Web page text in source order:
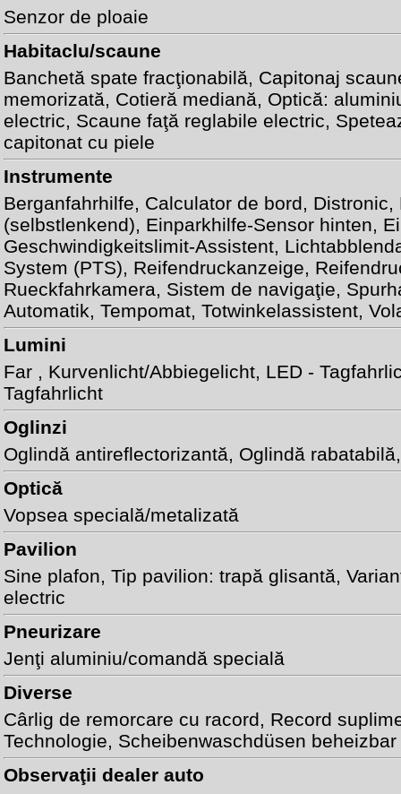
Senzor de ploaie
Habitaclu/scaune
Banchetă spate fracţionabilă, Capitonaj
memorizată, Cotieră mediană, Optică:
electric, Scaune faţă reglabile electric,
capitonat cu piele
Instrumente
Berganfahrhilfe, Calculator de bord, Distronic,
(selbstlenkend), Einparkhilfe-Sensor hinten,
Geschwindigkeitslimit-Assistent,
System (PTS), Reifendruckanzeige,
Rueckfahrkamera, Sistem de navigaţie,
Automatik, Tempomat, Totwinkelassistent,
Lumini
Far , Kurvenlicht/Abbiegelicht, LED -
Tagfahrlicht
Oglinzi
Oglindă antireflectorizantă, Oglindă
Optică
Vopsea specială/metalizată
Pavilion
Sine plafon, Tip pavilion: trapă glisantă,
electric
Pneurizare
Jenţi aluminiu/comandă specială
Diverse
Cârlig de remorcare cu racord, Record
Technologie, Scheibenwaschdüsen beheizbar
Observaţii dealer auto